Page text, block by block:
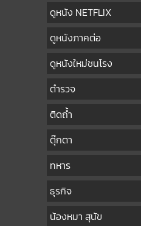
ดูหนัง NETFLIX
ดูหนังภาคต่อ
ดูหนังใหม่ชนโรง
ตำรวจ
ติดถ้ำ
ตุ๊กตา
ทหาร
ธุรกิจ
น้องหมา สุนัข